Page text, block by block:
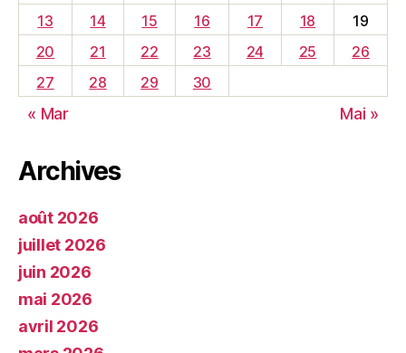
13
14 15 16 17 18
19
20
21 22 23 24 25
26
27
28 29 30
« Mar Mai »
Archives
août 2026
juillet 2026
juin 2026
mai 2026
avril 2026